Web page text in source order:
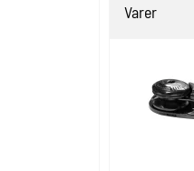
Varer